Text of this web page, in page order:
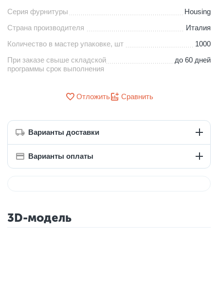
Серия фурнитуры
Housing
Страна производителя
Италия
Количество в мастер упаковке, шт
1000
При заказе свыше складской
программы срок выполнения
до 60 дней
Отложить Сравнить
Варианты доставки
Варианты оплаты
3D-модель